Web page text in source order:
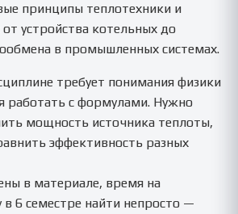
принципы теплотехники и
устройства котельных до
в промышленных системах.
требует понимания физики
работать с формулами. Нужно
мощность источника теплоты,
эффективность разных
в материале, время на
в 6 семестре найти непросто —